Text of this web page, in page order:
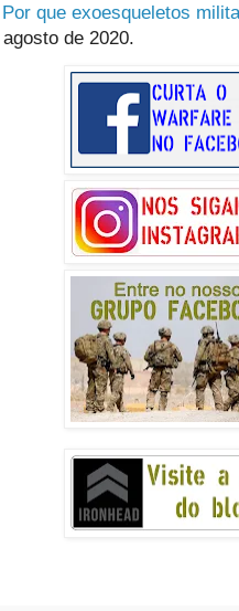
que exoesqueletos
de 2020.